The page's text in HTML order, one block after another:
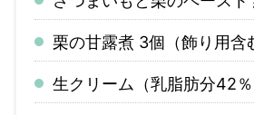
栗の甘露煮 3個（飾り用含
生クリーム（乳脂肪分42